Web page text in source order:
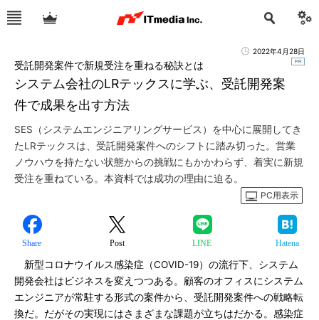
2022年4月28日
システム会社のLRテックスに学ぶ、受託開発案
件で成果を出す方法
受託開発案件で新規受注を重ねる秘訣とは
SES（システムエンジニアリングサービス）を中心に展開してき
たLRテックスは、受託開発案件へのシフトに踏み切った。営業
ノウハウを持たない状態からの挑戦にもかかわらず、着実に新規
受注を重ねている。本資料では成功の理由に迫る。
PC用表示
Share Post LINE Hatena
新型コロナウイルス感染症（COVID-19）の流行下、システム
開発会社はビジネスを変えつつある。顧客のオフィスにシステム
エンジニアが常駐する形式の案件から、受託開発案件への戦略転
換だ。だがその実現にはさまざまな課題が立ちはだかる。感染症